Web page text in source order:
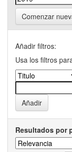
Comenzar
Añadir filtros:
Usa los filtros
Resultados por